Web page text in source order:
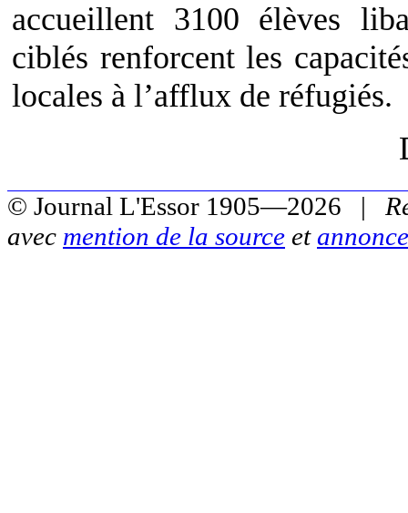
accueillent 3100 élèves
ciblés renforcent les
locales à l’afflux de réfugiés.
© Journal L'Essor 1905—2026 |
avec mention de la source et